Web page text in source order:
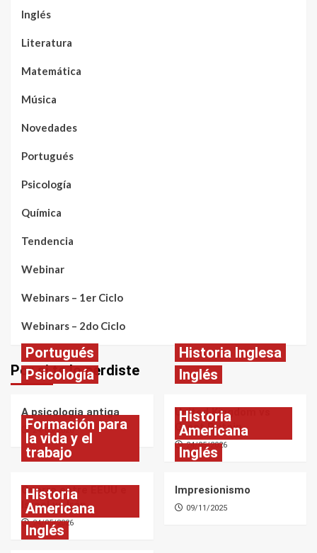
Inglés
Literatura
Matemática
Música
Novedades
Portugués
Psicología
Química
Tendencia
Webinar
Webinars – 1er Ciclo
Webinars – 2do Ciclo
Por si te lo perdiste
Portugués
Psicología
A psicologia antiga
24/05/2026
Historia Inglesa
Inglés
United Kingdom vs
Great Britain
24/05/2026
Formación para
la vida y el
trabajo
Guerra entre EEUU e
Israel vs Irán
24/05/2026
Historia
Americana
Inglés
Impresionismo
09/11/2025
Historia
Americana
Inglés